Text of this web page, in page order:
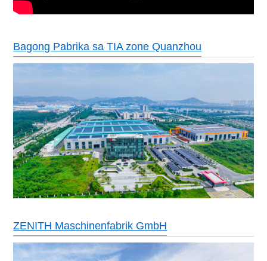
Bagong Pabrika sa TIA zone Quanzhou
ZENITH Maschinenfabrik GmbH